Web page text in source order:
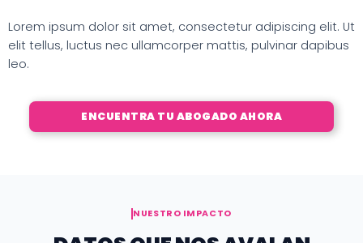
Lorem ipsum dolor sit amet, consectetur adipiscing elit. Ut
elit tellus, luctus nec ullamcorper mattis, pulvinar dapibus
leo.
ENCUENTRA TU ABOGADO AHORA
NUESTRO IMPACTO